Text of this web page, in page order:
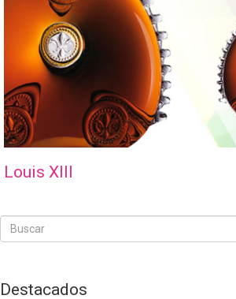
Louis XIII
Buscar
Buscar
Destacados